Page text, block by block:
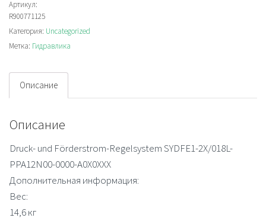
2X/018L-
PPA12N00-
0000-
A0X0XXX
Артикул:
R900771125
Категория: Uncategorized
Метка: Гидравлика
Описание
Описание
Druck- und Förderstrom-Regelsystem SYDFE1-2X/018L-
PPA12N00-0000-A0X0XXX
Дополнительная информация:
Вес:
14,6 кг